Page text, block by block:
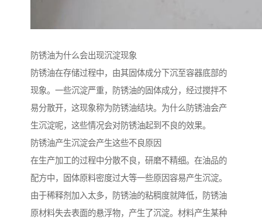
防锈油为什么会出现沉淀现象
防锈油在存储过程中，由其固体成分下沉至容器底部的
现象。一些沉淀严重，防锈油的固体成分，经过搅拌不
易分散开，这现象称为防锈油结块。为什么防锈油会产
生沉淀呢，这些情况会对防锈油起到不良的效果。
防锈油产生沉淀会产生这些不良原因
在生产加工的过程中分散不良，研磨不精细。在油品的
配方中，固体原料密度过大等一些原因容易产生沉淀。
由于稀释剂加入太多，防锈油的粘稠度就降低，防锈油
原材料失去表面的悬浮物，产生了沉淀。材料产生某种